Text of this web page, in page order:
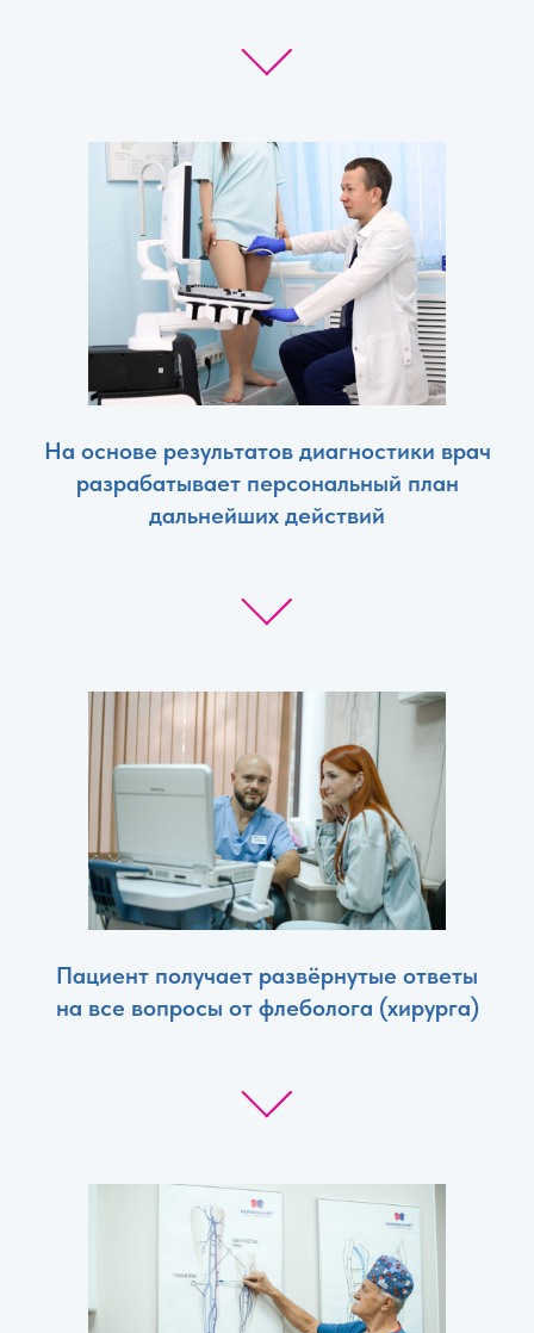
На основе результатов диагностики врач
разрабатывает персональный план
дальнейших действий
Пациент получает развёрнутые ответы
на все вопросы от флеболога (хирурга)